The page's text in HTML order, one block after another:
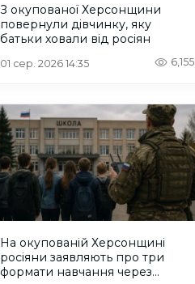
З окупованої Херсонщини
повернули дівчинку, яку
батьки ховали від росіян
01 сер. 2026 14:35 6,155
На окупованій Херсонщині
росіяни заявляють про три
формати навчання через